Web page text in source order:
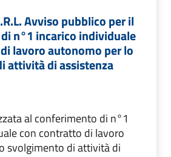
Avviso pubblico per il
n°1 incarico individuale
lavoro autonomo per lo
attività di assistenza
al conferimento di n°1
con contratto di lavoro
svolgimento di attività di